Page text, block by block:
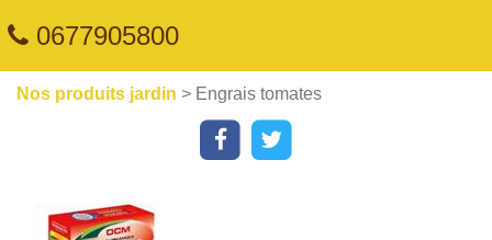
0677905800
Nos produits jardin > Engrais tomates